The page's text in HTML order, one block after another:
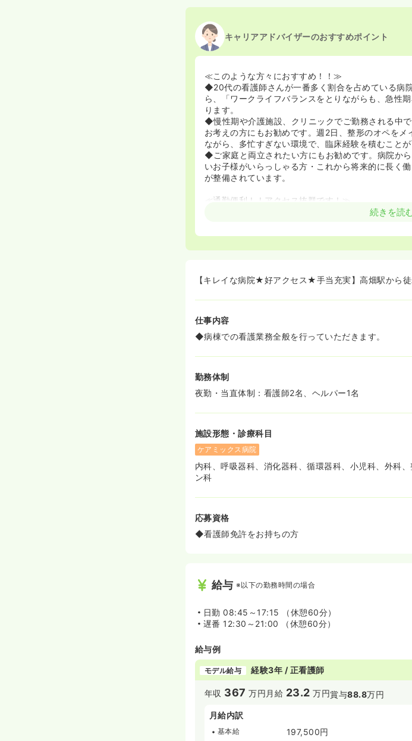
キャリアアドバイザーのおすすめポイント
≪このような方々におすすめ！！≫
◆20代の看護師さんが一番多く割合を占めている病
ら、「ワークライフバランスをとりながらも、急性
ります。
◆慢性期や介護施設、クリニックでご勤務される中
お考えの方にもお勧めです。週2日、整形のオペを
ながら、多忙すぎない環境で、臨床経験を積むことが
◆ご家庭と両立されたい方にもお勧めです。病院か
いお子様がいらっしゃる方・これから将来的に長く
が整備されています。
≪通勤便利！！アクセス抜群です！≫
◆地下鉄東山線「高畑」駅から徒歩約5分、あおな
◆車通勤もOKです！お子様を連れてご通勤されたい
◆2012年に名古屋西クリニックから名古屋西病院に
な環境で働くことが出来ます。
≪手当充実！職員想いの高待遇です！≫
◆住宅手当10,000円、家族手当1人につき2,000円
◆一人暮らしの方や、扶養家族がいらっしゃる方、
≪働きやすい環境です！≫
補助さんがおむつ交換、ナースコールの初期対応を
続きを読
【キレイな病院★好アクセス★手当充実】高畑駅から
仕事内容
◆病棟での看護業務全般を行っていただきます。
勤務体制
夜勤・当直体制：看護師2名、ヘルパー1名
施設形態・診療科目
ケアミックス病院
内科、呼吸器科、消化器科、循環器科、小児科、外科
ン科
応募資格
◆看護師免許をお持ちの方
給与 ※以下の勤務時間の場合
日勤 08:45～17:15 （休憩60分）
遅番 12:30～21:00 （休憩60分）
給与例
モデル給与 経験3年 / 正看護師
年収 367 万円 月給 23.2 万円賞与88.8万円
月給内訳
基本給 197,500円